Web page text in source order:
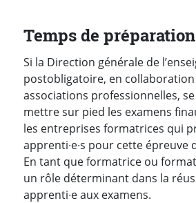
Temps de préparation
Si la Direction générale de
postobligatoire, en collaboration
associations professionnelles,
mettre sur pied les examens
les entreprises formatrices qui
apprenti∙e∙s pour cette épreuve
En tant que formatrice ou
un rôle déterminant dans la
apprenti∙e aux examens.